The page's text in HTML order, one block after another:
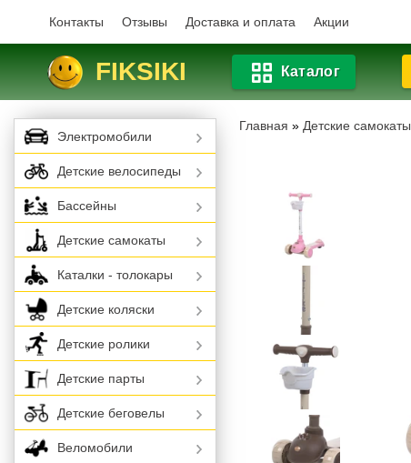
Контакты Отзывы Доставка и оплата Акции
FIKSIKI Каталог
Главная » Детские самокаты
Электромобили
Детские велосипеды
Бассейны
Детские самокаты
Каталки - толокары
Детские коляски
Детские ролики
Детские парты
Детские беговелы
Веломобили